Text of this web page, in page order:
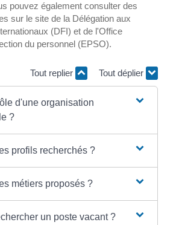
pouvez également consulter des
sur le site de la Délégation aux
(DFI) et de l'Office
du personnel (EPSO).
Tout replier Tout déplier
d'une organisation
?
profils recherchés ?
métiers proposés ?
un poste vacant ?